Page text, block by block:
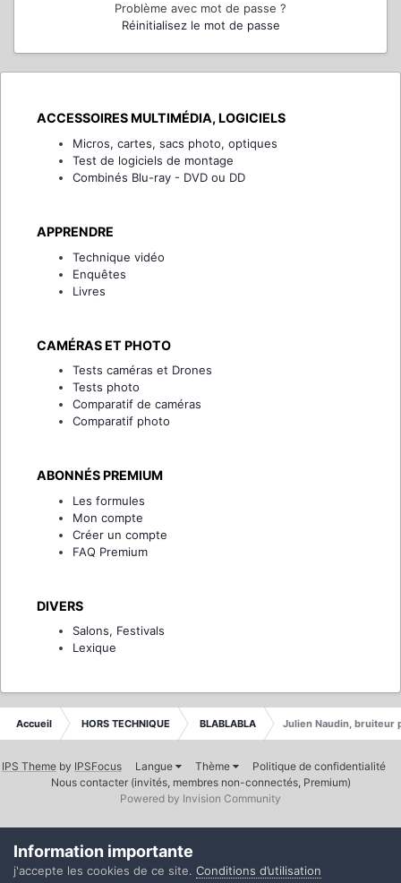
Problème avec mot de passe ?
Réinitialisez le mot de passe
ACCESSOIRES MULTIMÉDIA, LOGICIELS
Micros, cartes, sacs photo, optiques
Test de logiciels de montage
Combinés Blu-ray - DVD ou DD
APPRENDRE
Technique vidéo
Enquêtes
Livres
CAMÉRAS ET PHOTO
Tests caméras et Drones
Tests photo
Comparatif de caméras
Comparatif photo
ABONNÉS PREMIUM
Les formules
Mon compte
Créer un compte
FAQ Premium
DIVERS
Salons, Festivals
Lexique
Accueil HORS TECHNIQUE BLABLABLA Julien Naudin, bruiteur
IPS Theme by IPSFocus Langue Thème
Politique de confidentialité
Nous contacter (invités, membres non-connectés, Premium)
Powered by Invision Community
Information importante
j'accepte les cookies de ce site. Conditions d’utilisation